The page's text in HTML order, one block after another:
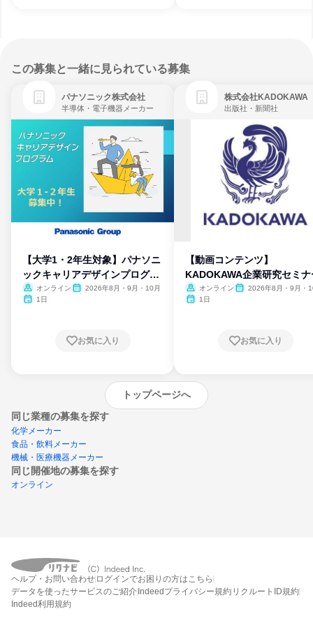
この募集と一緒に見られている募集
パナソニック株式会社
半導体・電子機器メーカー
【大学1・2年生対象】パナソニ
ックキャリアデザインプログラ
ム
オンライン
2026年8月・9月・10月
1日
お気に入り
株式会社KADOKAWA
出版社・新聞社
【動画コンテンツ】
KADOKAWA企業研究セミナ
オンライン
2026年8月・9月・
1日
お気に入り
トップページへ
同じ業種の募集を探す
化学メーカー
食品・飲料メーカー
機械・医療機器メーカー
同じ開催地の募集を探す
オンライン
エントリーするとプログラムの詳細案内を
受け取れるようになります
ヘルプ・お問い合わせ ログインでお困りの方はこちら
データを使ったサービスのご紹介 Indeedプライバシー規約 リクルートID規約
Indeed利用規約